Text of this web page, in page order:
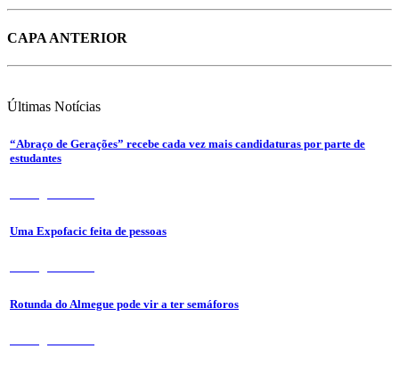
CAPA ANTERIOR
Últimas Notícias
“Abraço de Gerações” recebe cada vez mais candidaturas por parte de
estudantes
Uma Expofacic feita de pessoas
Rotunda do Almegue pode vir a ter semáforos